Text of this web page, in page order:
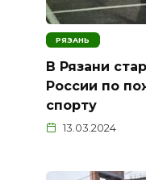
РЯЗАНЬ
В Рязани
России по
спорту
13.03.2024